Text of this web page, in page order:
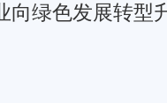
向绿色发展转型